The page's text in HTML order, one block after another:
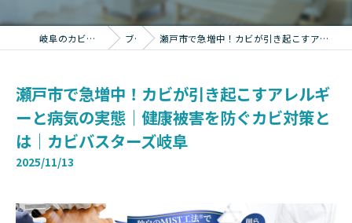
岐阜のカビ取りならカビバスターズ岐阜 ブログ 瀬戸市で急増中！カビが引き起こすアレルギーと病気の実態｜健康被害を防ぐカビ対策とは｜カビバスターズ岐阜
瀬戸市で急増中！カビが引き起こすアレルギ
ーと病気の実態｜健康被害を防ぐカビ対策と
は｜カビバスターズ岐阜
2025/11/13